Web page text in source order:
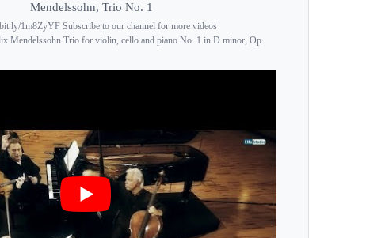
Mendelssohn, Trio No. 1
1m8ZyYF Subscribe to our channel for more videos
Mendelssohn Trio for violin, cello and piano No. 1 in D minor, Op.